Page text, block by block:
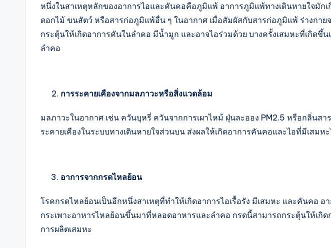
หนึ่งในสาเหตุหลักของอาการไอและคันคอคือภูมิแพ้ อาการภูมิแพ้ทางเดินหายใจมักเ
ดอกไม้ ขนสัตว์ หรือสารก่อภูมิแพ้อื่น ๆ ในอากาศ เมื่อสัมผัสกับสารก่อภูมิแพ้ ร่างกาย
กระตุ้นให้เกิดอาการคันในลำคอ มีน้ำมูก และอาจไอร่วมด้วย บางครั้งเสมหะที่เกิดขึ้
ลำคอ
การระคายเคืองจากมลภาวะหรือสิ่งแวดล้อม
มลภาวะในอากาศ เช่น ควันบุหรี่ ควันจากการเผาไหม้ ฝุ่นละออง PM2.5 หรือกลิ่นสา
ระคายเคืองในระบบทางเดินหายใจส่วนบน ส่งผลให้เกิดอาการคันคอและไอที่มีเสมห
อาการจากกรดไหลย้อน
โรคกรดไหลย้อนเป็นอีกหนึ่งสาเหตุที่ทำให้เกิดอาการไอเรื้อรัง มีเสมหะ และคันคอ อ
กระเพาะอาหารไหลย้อนขึ้นมาที่หลอดอาหารและลำคอ กรดนี้สามารถกระตุ้นให้เกิด
การผลิตเสมหะ